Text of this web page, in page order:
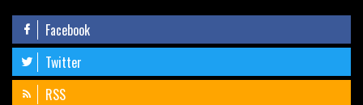
Facebook
Twitter
RSS